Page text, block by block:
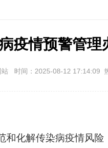
病疫情预警管
站 时间：2025-08-12 17:14:09
化解传染病疫情风险